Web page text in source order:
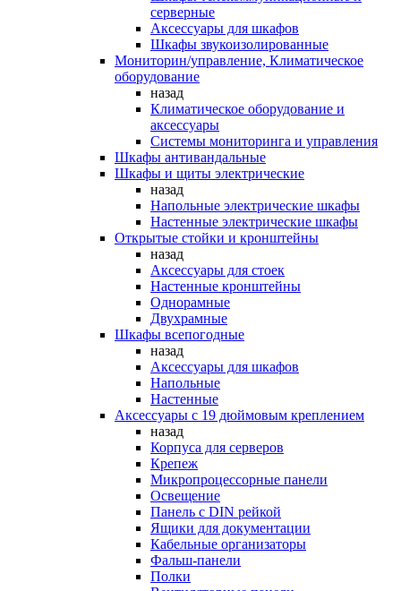
серверные
Аксессуары для шкафов
Шкафы звукоизолированные
Мониторин/управление, Климатическое
оборудование
назад
Климатическое оборудование и
аксессуары
Системы мониторинга и управления
Шкафы антивандальные
Шкафы и щиты электрические
назад
Напольные электрические шкафы
Настенные электрические шкафы
Открытые стойки и кронштейны
назад
Аксессуары для стоек
Настенные кронштейны
Однорамные
Двухрамные
Шкафы всепогодные
назад
Аксессуары для шкафов
Напольные
Настенные
Аксессуары с 19 дюймовым креплением
назад
Корпуса для серверов
Крепеж
Микропроцессорные панели
Освещение
Панель с DIN рейкой
Ящики для документации
Кабельные организаторы
Фальш-панели
Полки